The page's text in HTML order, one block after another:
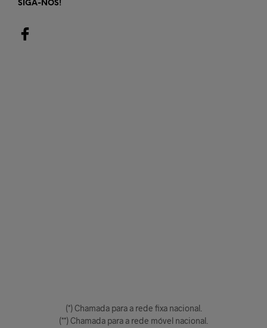
SIGA-NOS!
(*) Chamada para a rede fixa nacional.
(**) Chamada para a rede móvel nacional.